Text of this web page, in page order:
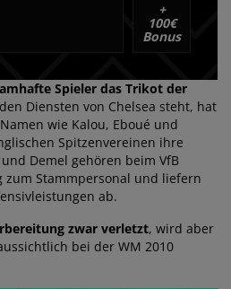
+
100€
Bonus
Spieler das Trikot der
Diensten von Chelsea steht, hat
wie Kalou, Eboué und
Spitzenvereinen ihre
Demel gehören beim VfB
zum Stammpersonal und liefern
ab.
zwar verletzt, wird aber
bei der WM 2010